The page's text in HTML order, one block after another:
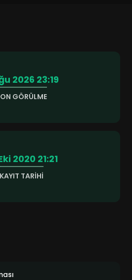
2026 23:19
GÖRÜLME
2020 21:21
KAYIT TARIHI